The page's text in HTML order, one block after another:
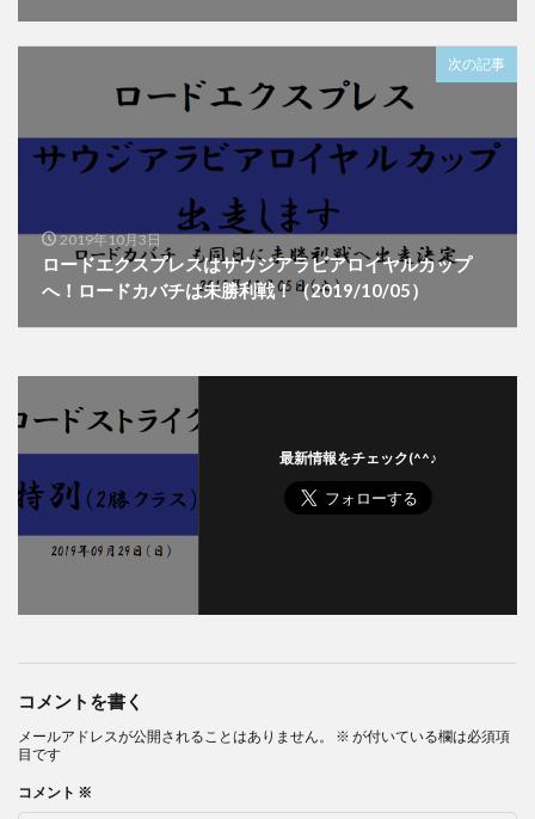
次の記事
2019年10月3日
ロードエクスプレスはサウジアラビアロイヤルカップ
へ！ロードカバチは未勝利戦！（2019/10/05）
最新情報をチェック(^^♪
コメントを書く
メールアドレスが公開されることはありません。 ※ が付いている欄は必須項
目です
コメント ※